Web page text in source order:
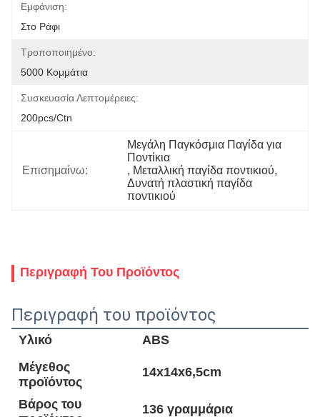
Εμφάνιση:
Στο Ράφι
Τροποποιημένο:
5000 Κομμάτια
Συσκευασία Λεπτομέρειες:
200pcs/ctn
Επισημαίνω:
Μεγάλη Παγκόσμια Παγίδα για
Ποντίκια
, Μεταλλική παγίδα ποντικιού,
Δυνατή πλαστική παγίδα
ποντικιού
Περιγραφή Του Προϊόντος
Περιγραφή του προϊόντος
Υλικό
ABS
Μέγεθος
προϊόντος
14x14x6,5cm
Βάρος του
136 γραμμάρια